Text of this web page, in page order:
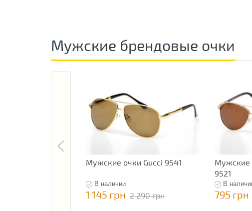
Мужские брендовые очки
Мужские очки Gucci 9541
В наличии
1 145 грн 2 290 грн
Мужские
9521
В
795 грн